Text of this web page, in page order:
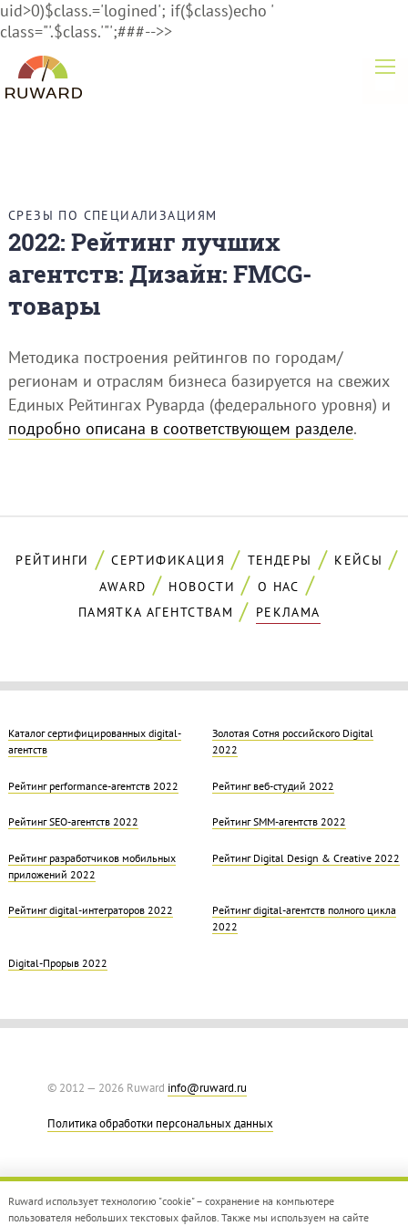
uid>0)$class.='logined'; if($class)echo '
class="'.$class.'"';###-->>
СРЕЗЫ ПО СПЕЦИАЛИЗАЦИЯМ
2022: Рейтинг лучших
агентств: Дизайн: FMCG-
товары
Методика построения рейтингов по городам/
регионам и отраслям бизнеса базируется на свежих
Единых Рейтингах Руварда (федерального уровня) и
подробно описана в соответствующем разделе.
РЕЙТИНГИ СЕРТИФИКАЦИЯ ТЕНДЕРЫ
КЕЙСЫ
AWARD
НОВОСТИ
О НАС
ПАМЯТКА АГЕНТСТВАМ
РЕКЛАМА
Каталог сертифицированных digital-
агентств
Золотая Cотня российского Digital
2022
Рейтинг performance-агентств 2022 Рейтинг веб-студий 2022
Рейтинг SEO-агентств 2022 Рейтинг SMM-агентств 2022
Рейтинг разработчиков мобильных
приложений 2022
Рейтинг Digital Design & Creative 2022
Рейтинг digital-интеграторов 2022
Рейтинг digital-агентств полного цикла
2022
Digital-Прорыв 2022
© 2012 — 2026 Ruward info@ruward.ru
Политика обработки персональных данных
Ruward использует технологию "cookie" – сохранение на компьютере
пользователя небольших текстовых файлов. Также мы используем на сайте